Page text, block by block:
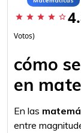
star star star star star_border
Votos)
cómo
en
En las
entre